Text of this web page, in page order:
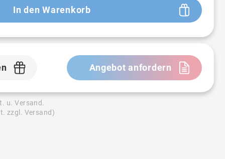
In den Warenkorb
Angebot anfordern
u. Versand.
zzgl. Versand)